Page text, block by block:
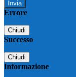
Errore
Chiudi
Successo
Chiudi
Informazione